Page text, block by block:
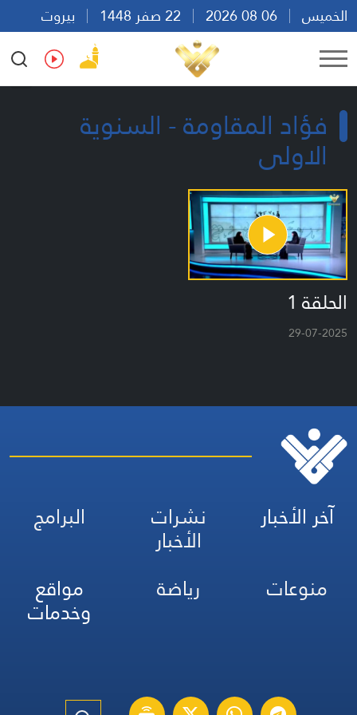
الخميس
بيروت
08:24
Ar En Fr Es
فؤاد المقاومة - السنوية
الاولى
الحلقة 1
29-07-2025
آخر الأخبار نشرات
الأخبار
البرامج
منوعات
رياضة مواقع
وخدمات